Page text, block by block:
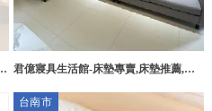
君億寢具生活館-床墊專賣,床墊推薦,屏
台南市